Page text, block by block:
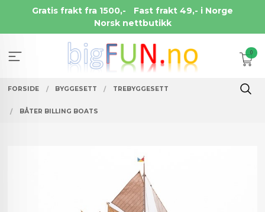
Gratis frakt fra 1500,-
Fast frakt 49,- i Norge
Norsk nettbutikk
0
FORSIDE BYGGESETT TREBYGGESETT
BÅTER BILLING BOATS